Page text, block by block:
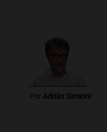
alcanza el
Panorama Federal
Audio.
pesos en
Por Adrián Simioni